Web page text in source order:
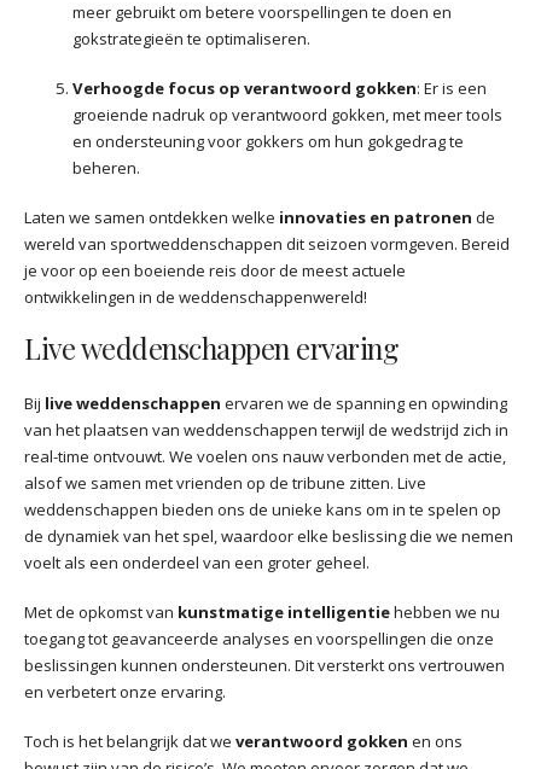
meer gebruikt om betere voorspellingen te doen en
gokstrategieën te optimaliseren.
Verhoogde focus op verantwoord gokken: Er is een
groeiende nadruk op verantwoord gokken, met meer tools
en ondersteuning voor gokkers om hun gokgedrag te
beheren.
Laten we samen ontdekken welke innovaties en patronen de
wereld van sportweddenschappen dit seizoen vormgeven. Bereid
je voor op een boeiende reis door de meest actuele
ontwikkelingen in de weddenschappenwereld!
Live weddenschappen ervaring
Bij live weddenschappen ervaren we de spanning en opwinding
van het plaatsen van weddenschappen terwijl de wedstrijd zich in
real-time ontvouwt. We voelen ons nauw verbonden met de actie,
alsof we samen met vrienden op de tribune zitten. Live
weddenschappen bieden ons de unieke kans om in te spelen op
de dynamiek van het spel, waardoor elke beslissing die we nemen
voelt als een onderdeel van een groter geheel.
Met de opkomst van kunstmatige intelligentiehebben we nu
toegang tot geavanceerde analyses en voorspellingen die onze
beslissingen kunnen ondersteunen. Dit versterkt ons vertrouwen
en verbetert onze ervaring.
Toch is het belangrijk dat we verantwoord gokken en ons